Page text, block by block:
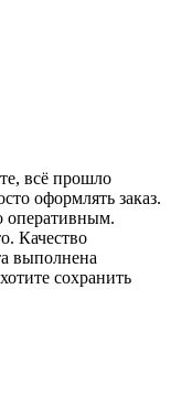
всё прошло
оформлять заказ.
оперативным.
Качество
выполнена
сохранить